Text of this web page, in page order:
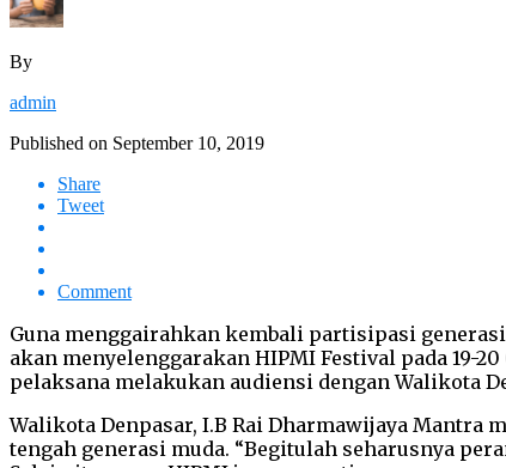
By
admin
Published on September 10, 2019
Share
Tweet
Comment
Guna menggairahkan kembali partisipasi
akan menyelenggarakan HIPMI Festival pada 19-
pelaksana melakukan audiensi dengan Walikota
Walikota Denpasar, I.B Rai Dharmawijaya Mantra
tengah generasi muda. “Begitulah seharusnya